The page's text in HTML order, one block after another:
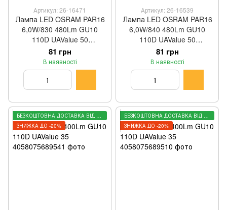
Артикул: 26-16471
Лампа LED OSRAM PAR16
6,0W/830 480Lm GU10
110D UAValue 50
4058075689626
81 грн
В наявності
Артикул: 26-16539
Лампа LED OSRAM PAR16
6,0W/840 480Lm GU10
110D UAValue 50
4058075689671
81 грн
В наявності
БЕЗКОШТОВНА ДОСТАВКА ВІД 3000 ГРН
ЗНИЖКА ДО -20%
БЕЗКОШТОВНА ДОСТАВКА ВІД 3000 ГРН
ЗНИЖКА ДО -20%